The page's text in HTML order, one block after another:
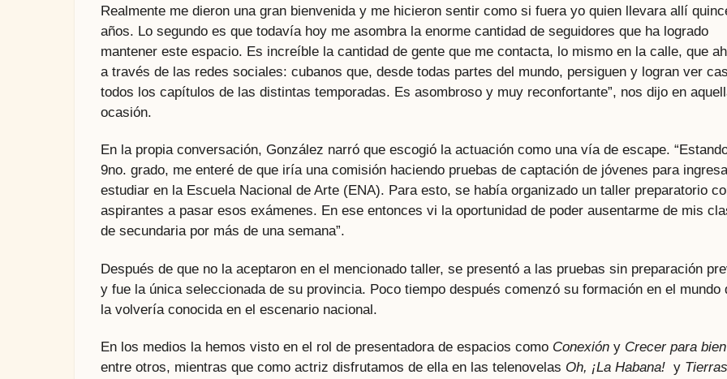
Realmente me dieron una gran bienvenida y me hicieron sentir como si fuera yo quien llevara allí
años. Lo segundo es que todavía hoy me asombra la enorme cantidad de seguidores que ha logrado
mantener este espacio. Es increíble la cantidad de gente que me contacta, lo mismo en la calle, que
a través de las redes sociales: cubanos que, desde todas partes del mundo, persiguen y logran ver
todos los capítulos de las distintas temporadas. Es asombroso y muy reconfortante”, nos dijo en
ocasión.
En la propia conversación, González narró que escogió la actuación como una vía de escape.
9no. grado, me enteré de que iría una comisión haciendo pruebas de captación de jóvenes para
estudiar en la Escuela Nacional de Arte (ENA). Para esto, se había organizado un taller preparatorio
aspirantes a pasar esos exámenes. En ese entonces vi la oportunidad de poder ausentarme de mis
de secundaria por más de una semana”.
Después de que no la aceptaron en el mencionado taller, se presentó a las pruebas sin preparación
y fue la única seleccionada de su provincia. Poco tiempo después comenzó su formación en el mundo
la volvería conocida en el escenario nacional.
En los medios la hemos visto en el rol de presentadora de espacios como Conexión y Crecer para bien
entre otros, mientras que como actriz disfrutamos de ella en las telenovelas Oh, ¡La Habana! y